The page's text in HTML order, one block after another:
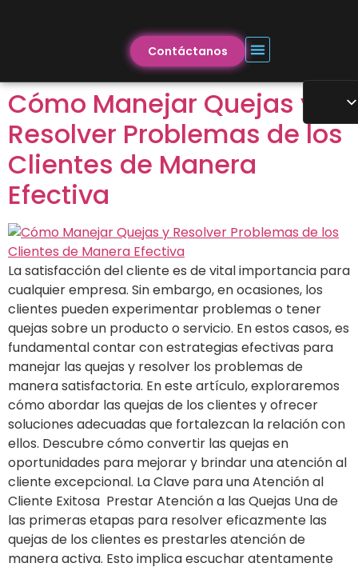
Contáctanos
Cómo Manejar Quejas y
Resolver Problemas de los
Clientes de Manera
Efectiva
La satisfacción del cliente es de vital importancia para
cualquier empresa. Sin embargo, en ocasiones, los
clientes pueden experimentar problemas o tener
quejas sobre un producto o servicio. En estos casos, es
fundamental contar con estrategias efectivas para
manejar las quejas y resolver los problemas de
manera satisfactoria. En este artículo, exploraremos
cómo abordar las quejas de los clientes y ofrecer
soluciones adecuadas que fortalezcan la relación con
ellos. Descubre cómo convertir las quejas en
oportunidades para mejorar y brindar una atención al
cliente excepcional. La Clave para una Atención al
Cliente Exitosa Prestar Atención a las Quejas Una de
las primeras etapas para resolver eficazmente las
quejas de los clientes es prestarles atención de
manera activa. Esto implica escuchar atentamente